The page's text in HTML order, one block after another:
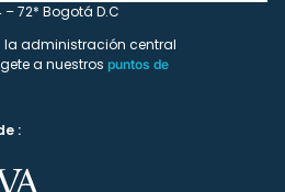
72* Bogotá D.C
la administración central
a nuestros puntos de
: